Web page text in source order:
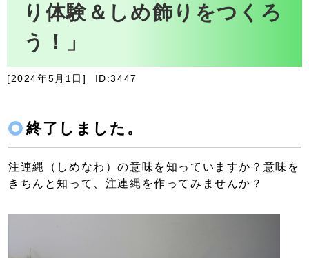
り体験＆しめ飾りをつくろ
う！」
[2024年5月1日] ID:3447
終了しました。
注連縄（しめなわ）の意味を知っていますか？意味を
きちんと知って、注連縄を作ってみませんか？